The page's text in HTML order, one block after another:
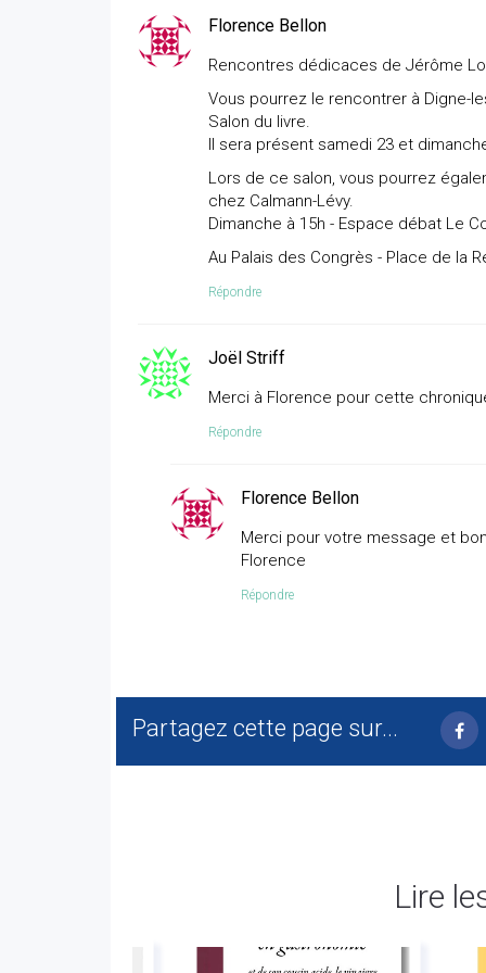
Florence Bellon
Rencontres dédicaces de Jérôme
Vous pourrez le rencontrer à Digne-
Salon du livre.
Il sera présent samedi 23 et
Lors de ce salon, vous pourrez
chez Calmann-Lévy.
Dimanche à 15h - Espace débat Le
Au Palais des Congrès - Place de la
Répondre
Joël Striff
Merci à Florence pour cette
Répondre
Florence Bellon
Merci pour votre message et
Florence
Répondre
Partagez cette page sur...
Lire